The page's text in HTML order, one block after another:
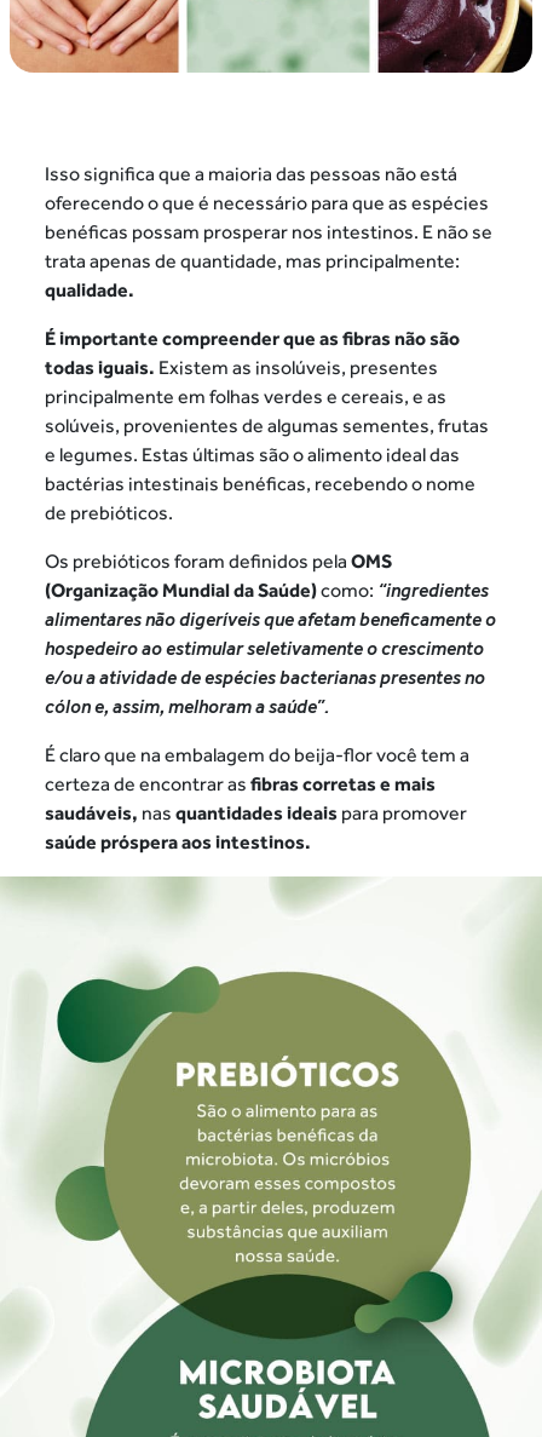
Isso significa que a maioria das pessoas não está
oferecendo o que é necessário para que as espécies
benéficas possam prosperar nos intestinos. E não se
trata apenas de quantidade, mas principalmente:
qualidade.
É importante compreender que as fibras não são
todas iguais. Existem as insolúveis, presentes
principalmente em folhas verdes e cereais, e as
solúveis, provenientes de algumas sementes, frutas
e legumes. Estas últimas são o alimento ideal das
bactérias intestinais benéficas, recebendo o nome
de prebióticos.
Os prebióticos foram definidos pelaOMS
(Organização Mundial da Saúde)como: “ingredientes
alimentares não digeríveis queafetam beneficamente o
hospedeiro ao estimularseletivamente o crescimento
e/ou a atividade deespécies bacterianas presentes no
cólon e, assim, melhoram a saúde”.
É claro que na embalagem do beija-flor você tem a
certeza de encontrar asfibras corretas e mais
saudáveis, nasquantidades ideais para promover
saúde próspera aos intestinos.